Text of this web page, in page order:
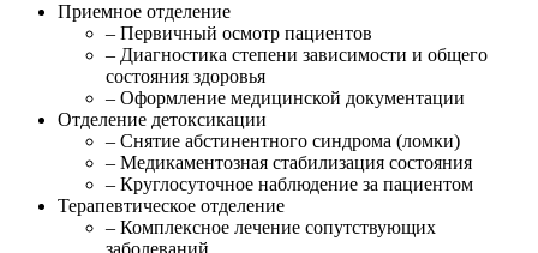
Приемное отделение
– Первичный осмотр пациентов
– Диагностика степени зависимости и общего
состояния здоровья
– Оформление медицинской документации
Отделение детоксикации
– Снятие абстинентного синдрома (ломки)
– Медикаментозная стабилизация состояния
– Круглосуточное наблюдение за пациентом
Терапевтическое отделение
– Комплексное лечение сопутствующих